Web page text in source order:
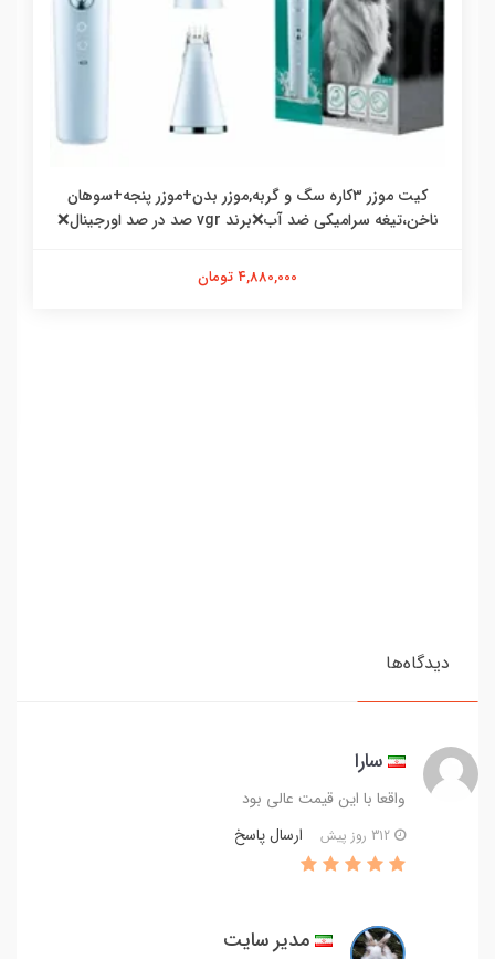
کیت موزر ۳کاره سگ و گربه,موزر بدن+موزر پنجه+سوهان
ناخن،تیغه سرامیکی ضد آب❌برند vgr صد در صد اورجینال❌
4,880,000 تومان
دیدگاه‌ها
سارا
واقعا با این قیمت عالی بود
ارسال پاسخ
مدیر سایت